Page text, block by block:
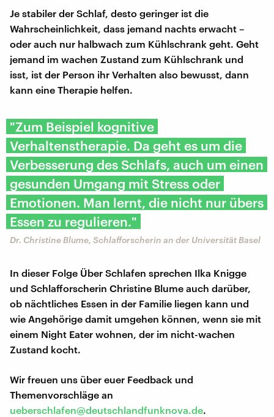
Je stabiler der Schlaf, desto geringer ist die
Wahrscheinlichkeit, dass jemand nachts erwacht –
oder auch nur halbwach zum Kühlschrank geht. Geht
jemand im wachen Zustand zum Kühlschrank und
isst, ist der Person ihr Verhalten also bewusst, dann
kann eine Therapie helfen.
"Zum Beispiel kognitive
Verhaltenstherapie. Da geht es um die
Verbesserung des Schlafs, auch um einen
gesunden Umgang mit Stress oder
Emotionen. Man lernt, die nicht nur übers
Essen zu regulieren."
Dr. Christine Blume, Schlafforscherin an der Universität Basel
In dieser Folge Über Schlafen sprechen Ilka Knigge
und Schlafforscherin Christine Blume auch darüber,
ob nächtliches Essen in der Familie liegen kann und
wie Angehörige damit umgehen können, wenn sie mit
einem Night Eater wohnen, der im nicht-wachen
Zustand kocht.
Wir freuen uns über euer Feedback und
Themenvorschläge an
ueberschlafen@deutschlandfunknova.de.